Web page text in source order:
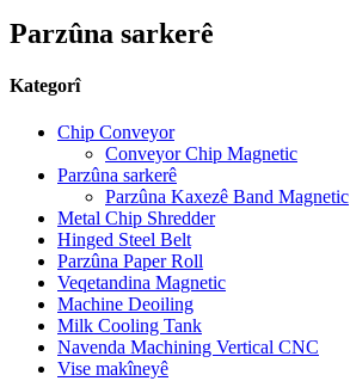
Parzûna sarkerê
Kategorî
Chip Conveyor
Conveyor Chip Magnetic
Parzûna sarkerê
Parzûna Kaxezê Band Magnetic
Metal Chip Shredder
Hinged Steel Belt
Parzûna Paper Roll
Veqetandina Magnetic
Machine Deoiling
Milk Cooling Tank
Navenda Machining Vertical CNC
Vise makîneyê